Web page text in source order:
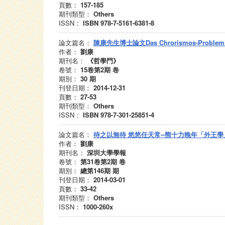
頁數： 157-185
期刊類型： Others
ISSN： ISBN 978-7-5161-6381-8
論文篇名： 陳康先生博士論文Das Chrorismos-
作者： 劉康
期刊名：
《哲學門》
卷號： 15卷第2期 卷
期別： 30 期
刊登日期： 2014-12-31
頁數： 27-53
期刊類型： Others
ISSN： ISBN 978-7-301-25851-4
論文篇名： 待之以無待 悠悠任天常--熊十力晚年「外王
作者： 劉康
期刊名： 深圳大學學報
卷號： 第31卷第2期 卷
期別： 總第146期 期
刊登日期： 2014-03-01
頁數： 33-42
期刊類型： Others
ISSN： 1000-260x